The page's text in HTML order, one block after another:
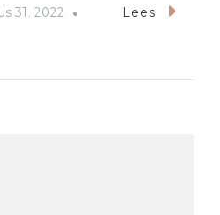
31, 2022 Lees